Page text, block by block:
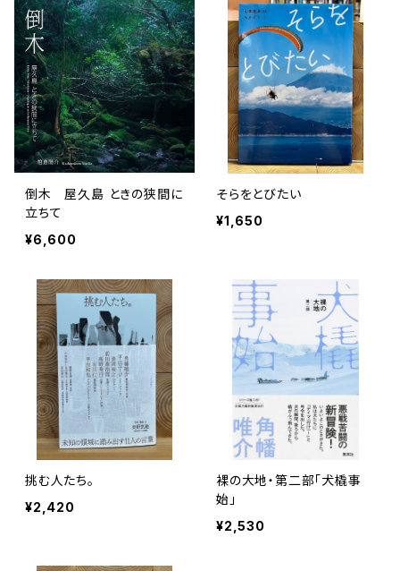
倒木 屋久島 ときの狭間に
立ちて
¥6,600
そらをとびたい
¥1,650
挑む人たち。
¥2,420
裸の大地・第二部「犬橇事
始」
¥2,530